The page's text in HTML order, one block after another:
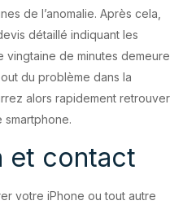
de l’anomalie. Après cela,
détaillé indiquant les
vingtaine de minutes demeure
du problème dans la
alors rapidement retrouver
et contact
votre iPhone ou tout autre